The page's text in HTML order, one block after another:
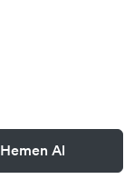
Hemen Al